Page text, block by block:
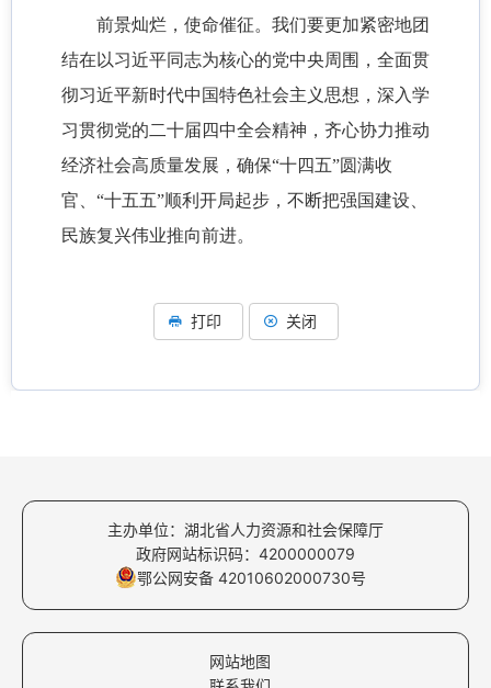
前景灿烂，使命催征。我们要更加紧密地团
结在以习近平同志为核心的党中央周围，全面贯
彻习近平新时代中国特色社会主义思想，深入学
习贯彻党的二十届四中全会精神，齐心协力推动
经济社会高质量发展，确保“十四五”圆满收
官、“十五五”顺利开局起步，不断把强国建设、
民族复兴伟业推向前进。
打印 关闭
主办单位：湖北省人力资源和社会保障厅
政府网站标识码：4200000079
鄂公网安备 42010602000730号
网站地图